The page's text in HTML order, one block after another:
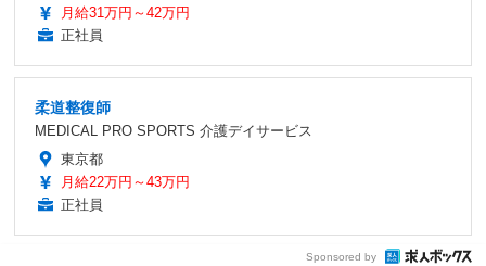
月給31万円～42万円
正社員
柔道整復師
MEDICAL PRO SPORTS 介護デイサービス
東京都
月給22万円～43万円
正社員
Sponsored by